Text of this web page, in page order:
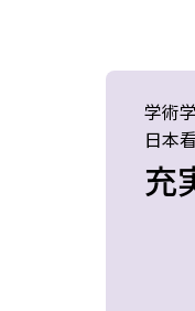
導
き
が
選
委
他
必
学術
日本
充